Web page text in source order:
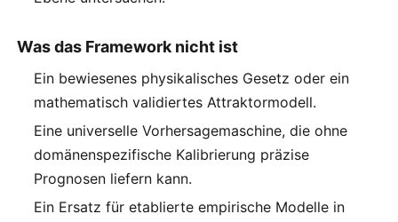
Was das Framework nicht ist
Ein bewiesenes physikalisches Gesetz oder ein
mathematisch validiertes Attraktormodell.
Eine universelle Vorhersagemaschine, die ohne
domänenspezifische Kalibrierung präzise
Prognosen liefern kann.
Ein Ersatz für etablierte empirische Modelle in